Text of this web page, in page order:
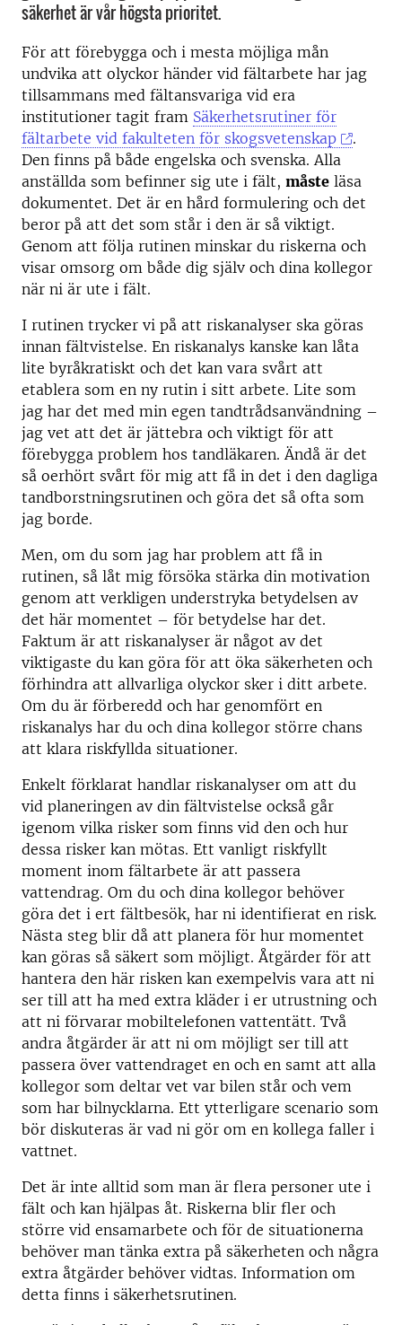
säkerhet är vår högsta prioritet.
För att förebygga och i mesta möjliga mån
undvika att olyckor händer vid fältarbete har jag
tillsammans med fältansvariga vid era
institutioner tagit fram Säkerhetsrutiner för
fältarbete vid fakulteten för skogsvetenskap
.
Den finns på både engelska och svenska. Alla
anställda som befinner sig ute i fält, måste läsa
dokumentet. Det är en hård formulering och det
beror på att det som står i den är så viktigt.
Genom att följa rutinen minskar du riskerna och
visar omsorg om både dig själv och dina kollegor
när ni är ute i fält.
I rutinen trycker vi på att riskanalyser ska göras
innan fältvistelse. En riskanalys kanske kan låta
lite byråkratiskt och det kan vara svårt att
etablera som en ny rutin i sitt arbete. Lite som
jag har det med min egen tandtrådsanvändning –
jag vet att det är jättebra och viktigt för att
förebygga problem hos tandläkaren. Ändå är det
så oerhört svårt för mig att få in det i den dagliga
tandborstningsrutinen och göra det så ofta som
jag borde.
Men, om du som jag har problem att få in
rutinen, så låt mig försöka stärka din motivation
genom att verkligen understryka betydelsen av
det här momentet – för betydelse har det.
Faktum är att riskanalyser är något av det
viktigaste du kan göra för att öka säkerheten och
förhindra att allvarliga olyckor sker i ditt arbete.
Om du är förberedd och har genomfört en
riskanalys har du och dina kollegor större chans
att klara riskfyllda situationer.
Enkelt förklarat handlar riskanalyser om att du
vid planeringen av din fältvistelse också går
igenom vilka risker som finns vid den och hur
dessa risker kan mötas. Ett vanligt riskfyllt
moment inom fältarbete är att passera
vattendrag. Om du och dina kollegor behöver
göra det i ert fältbesök, har ni identifierat en risk.
Nästa steg blir då att planera för hur momentet
kan göras så säkert som möjligt. Åtgärder för att
hantera den här risken kan exempelvis vara att ni
ser till att ha med extra kläder i er utrustning och
att ni förvarar mobiltelefonen vattentätt. Två
andra åtgärder är att ni om möjligt ser till att
passera över vattendraget en och en samt att alla
kollegor som deltar vet var bilen står och vem
som har bilnycklarna. Ett ytterligare scenario som
bör diskuteras är vad ni gör om en kollega faller i
vattnet.
Det är inte alltid som man är flera personer ute i
fält och kan hjälpas åt. Riskerna blir fler och
större vid ensamarbete och för de situationerna
behöver man tänka extra på säkerheten och några
extra åtgärder behöver vidtas. Information om
detta finns i säkerhetsrutinen.